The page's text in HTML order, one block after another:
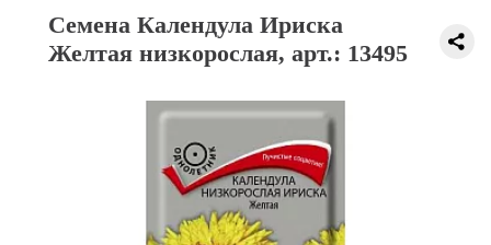
Семена Календула Ириска
Желтая низкорослая, арт.: 13495